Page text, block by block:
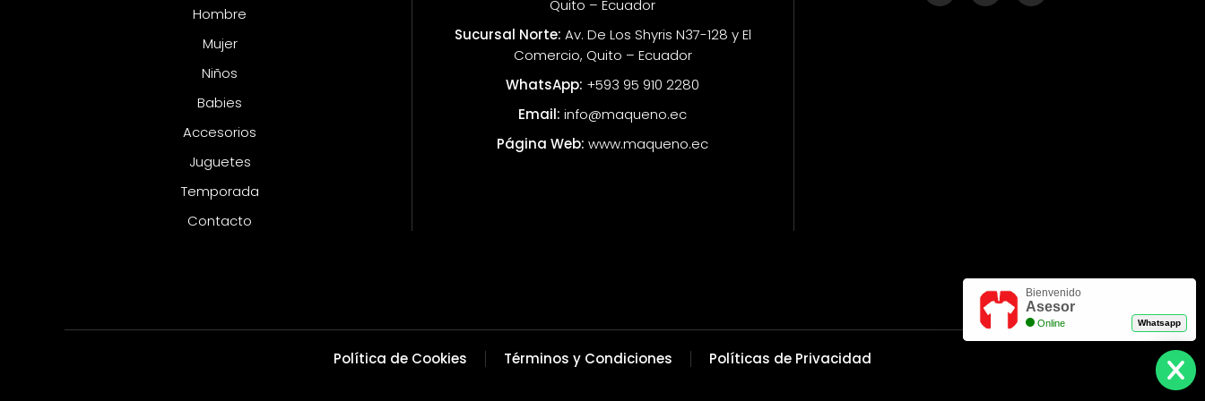
Hombre
Mujer
Niños
Babies
Accesorios
Juguetes
Temporada
Contacto
Quito – Ecuador
Sucursal Norte: Av. De Los Shyris N37-128 y El
Comercio, Quito – Ecuador
WhatsApp: +593 95 910 2280
Email: info@maqueno.ec
Página Web: www.maqueno.ec
Política de Cookies Términos y Condiciones Políticas de Privacidad
Bienvenido
Asesor
Online Whatsapp